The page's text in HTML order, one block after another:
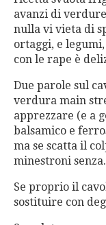
avanzi di
nulla vi vieta di
ortaggi, e
con le rape è
Due parole sul
verdura main
apprezzare (e a
balsamico e
ma se scatta il
minestroni senza.
Se proprio il
sostituire con